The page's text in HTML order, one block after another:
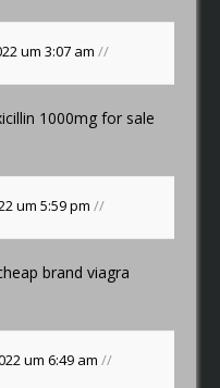
um 3:07 am//
1000mg for sale
um 5:59 pm//
brand viagra
um 6:49 am//